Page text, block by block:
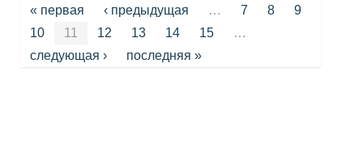
Страницы
« первая ‹ предыдущая … 7 8
9
10
11 12 13 14 15
…
следующая ›
последняя »